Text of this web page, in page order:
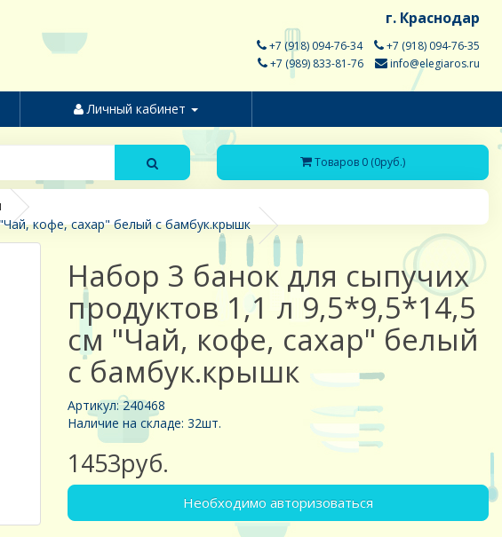
г. Краснодар
+7 (918) 094-76-34
+7 (918) 094-76-35
+7 (989) 833-81-76
info@elegiaros.ru
Личный кабинет
Товаров 0 (0руб.)
кофе, сахар" белый с бамбук.крышк
Набор 3 банок для сыпучих
продуктов 1,1 л 9,5*9,5*14,5
см "Чай, кофе, сахар" белый
с бамбук.крышк
Артикул: 240468
Наличие на складе: 32шт.
1453руб.
Необходимо авторизоваться